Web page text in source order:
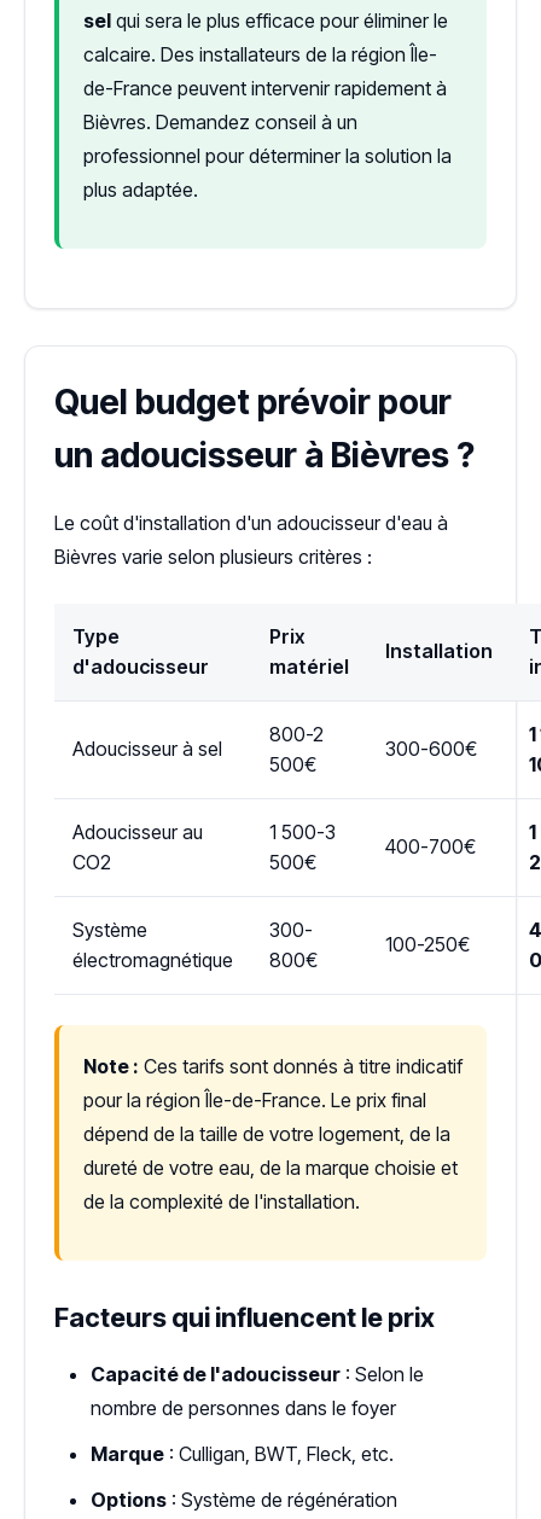
sel qui sera le plus efficace pour éliminer le
calcaire. Des installateurs de la région Île-
de-France peuvent intervenir rapidement à
Bièvres. Demandez conseil à un
professionnel pour déterminer la solution la
plus adaptée.
Quel budget prévoir pour
un adoucisseur à Bièvres ?
Le coût d'installation d'un adoucisseur d'eau à
Bièvres varie selon plusieurs critères :
Type
d'adoucisseur
Prix
matériel
Installation
Adoucisseur à sel
800-2
500€
300-600€
Adoucisseur au
CO2
1 500-3
500€
400-700€
Système
électromagnétique
300-
800€
100-250€
Note : Ces tarifs sont donnés à titre indicatif
pour la région Île-de-France. Le prix final
dépend de la taille de votre logement, de la
dureté de votre eau, de la marque choisie et
de la complexité de l'installation.
Facteurs qui influencent le prix
Capacité de l'adoucisseur : Selon le
nombre de personnes dans le foyer
Marque : Culligan, BWT, Fleck, etc.
Options : Système de régénération